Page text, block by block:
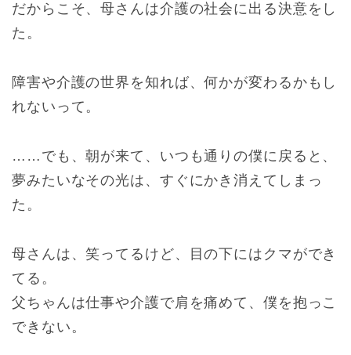
だからこそ、母さんは介護の社会に出る決意をし
た。
障害や介護の世界を知れば、何かが変わるかもし
れないって。
……でも、朝が来て、いつも通りの僕に戻ると、
夢みたいなその光は、すぐにかき消えてしまっ
た。
母さんは、笑ってるけど、目の下にはクマができ
てる。
父ちゃんは仕事や介護で肩を痛めて、僕を抱っこ
できない。